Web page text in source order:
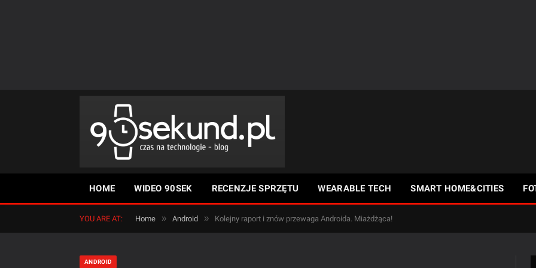
HOME WIDEO 90SEK RECENZJE SPRZĘTU WEARABLE TECH SMART HOME&CITIES
YOU ARE AT: Home » Android » Kolejny raport i znów przewaga Androida. Miażdżąca!
ANDROID